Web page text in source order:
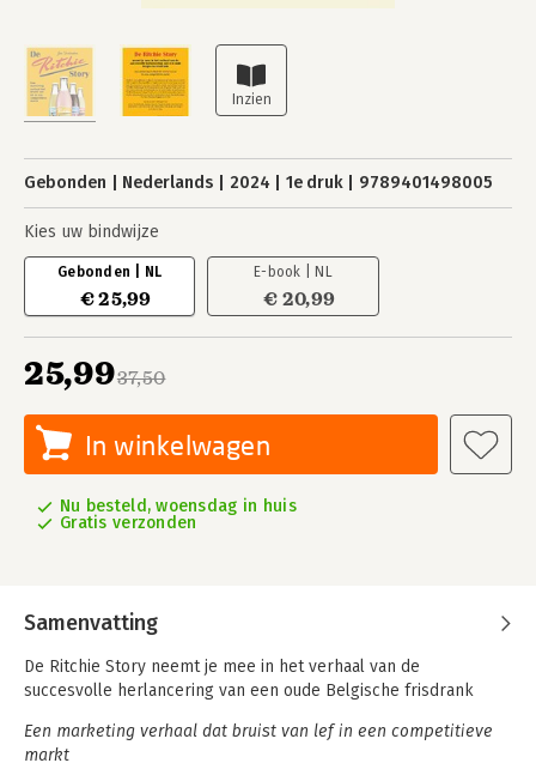
Gebonden Nederlands 2024 1e druk 9789401498005
Kies uw bindwijze
Gebonden | NL
€ 25,99
E-book | NL
€ 20,99
37,50
25,99
In winkelwagen
Nu besteld, woensdag in huis
Gratis verzonden
Samenvatting
De Ritchie Story neemt je mee in het verhaal van de
succesvolle herlancering van een oude Belgische frisdrank
Een marketing verhaal dat bruist van lef in een competitieve
markt